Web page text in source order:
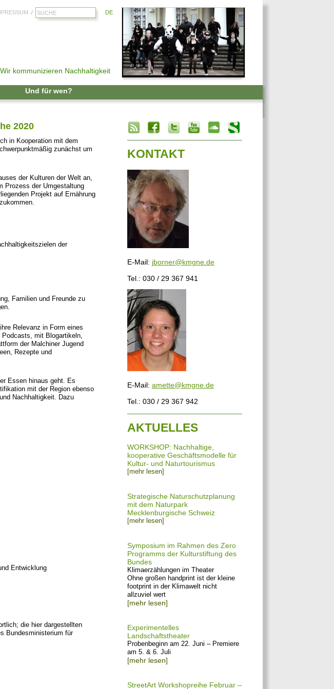
Wir kommunizieren Nachhaltigkeit
DE
info heading
Zum Inhalt springen
Und für wen?
2020
in Kooperation mit dem
zunächst um
der Kulturen der Welt an,
Prozess der Umgestaltung
Projekt auf Ernährung
der
Familien und Freunde zu
Relevanz in Form eines
mit Blogartikeln,
der Malchiner Jugend
Rezepte und
Essen hinaus geht. Es
mit der Region ebenso
Nachhaltigkeit. Dazu
Entwicklung
die hier dargestellten
Bundesministerium für
KONTAKT
E-Mail: jborner@kmgne.de
Tel.: 030 / 29 367 941
E-Mail: amette@kmgne.de
Tel.: 030 / 29 367 942
AKTUELLES
WORKSHOP: Nachhaltige,
kooperative Geschäftsmodelle für
Kultur- und Naturtourismus
[mehr lesen]
Strategische Naturschutzplanung
mit dem Naturpark
Mecklenburgische Schweiz
[mehr lesen]
Symposium im Rahmen des Zero
Programms der Kulturstiftung des
Bundes
Klimaerzählungen im Theater
Ohne großen handprint ist der kleine
footprint in der Klimawelt nicht
allzuviel wert
[mehr lesen]
Experimentelles
Landschaftstheater
Probenbeginn am 22. Juni – Premiere
am 5. & 6. Juli
[mehr lesen]
StreetArt Workshopreihe Februar –